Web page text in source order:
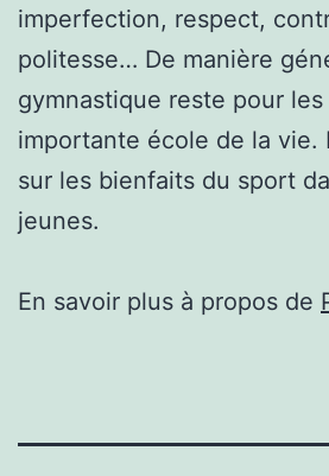
imperfection, respect,
politesse… De manière
gymnastique reste pour
importante école de la vie.
sur les bienfaits du sport
jeunes.
En savoir plus à propos de